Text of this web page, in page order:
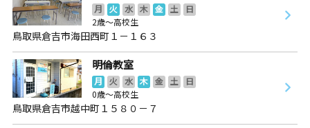
月 火 水 木 金 土
日
2歳～高校生
鳥取県倉吉市海田西町１－１６３
明倫教室
月 火 水 木 金 土
日
0歳～高校生
鳥取県倉吉市越中町１５８０－７